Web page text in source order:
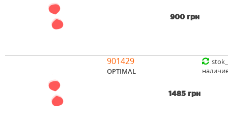
900 грн
901429
OPTIMAL
1485 грн